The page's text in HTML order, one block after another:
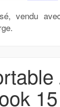
vendu